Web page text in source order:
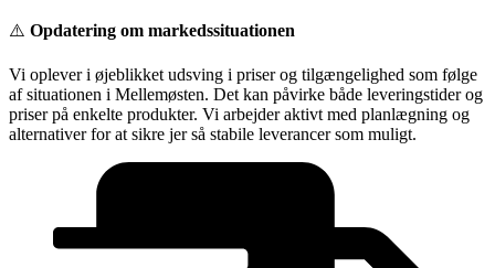
Videre
indhold
⚠️ Opdatering om markedssituationen
Vi oplever i øjeblikket udsving i priser og tilgængelighed som følge
af situationen i Mellemøsten. Det kan påvirke både leveringstider og
priser på enkelte produkter. Vi arbejder aktivt med planlægning og
alternativer for at sikre jer så stabile leverancer som muligt.